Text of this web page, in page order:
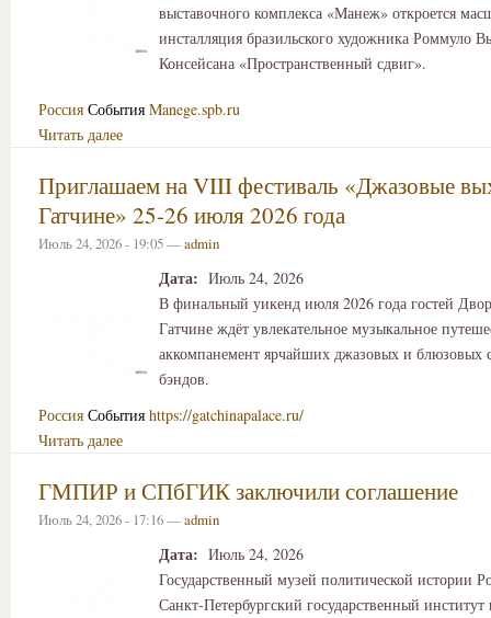
выставочного комплекса «Манеж» откроется
инсталляция бразильского художника Роммуло
Консейсана «Пространственный сдвиг».
Россия События Manege.spb.ru
Читать далее
Приглашаем на VIII фестиваль «Джазовые
Гатчине» 25-26 июля 2026 года
Июль 24, 2026 - 19:05 —admin
Дата: Июль 24, 2026
В финальный уикенд июля 2026 года гостей
Гатчине ждёт увлекательное музыкальное
аккомпанемент ярчайших джазовых и блюзовых
бэндов.
Россия События https://gatchinapalace.ru/
Читать далее
ГМПИР и СПбГИК заключили соглашение
Июль 24, 2026 - 17:16 —admin
Дата: Июль 24, 2026
Государственный музей политической истории
Санкт‑Петербургский государственный институт